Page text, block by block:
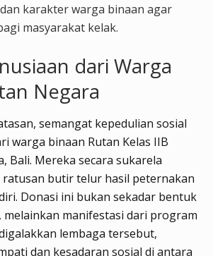
karakter warga binaan agar
masyarakat kelak.
dari Warga
Negara
semangat kepedulian sosial
warga binaan Rutan Kelas IIB
Bali. Mereka secara sukarela
ratusan butir telur hasil peternakan
Donasi ini bukan sekadar bentuk
manifestasi dari program
lembaga tersebut,
dan kesadaran sosial di antara